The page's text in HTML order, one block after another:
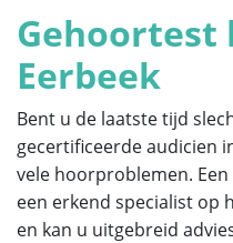
Gehoortest
Eerbeek
Bent u de laatste tijd
gecertificeerde audicien
vele hoorproblemen.
een erkend specialist op
en kan u uitgebreid